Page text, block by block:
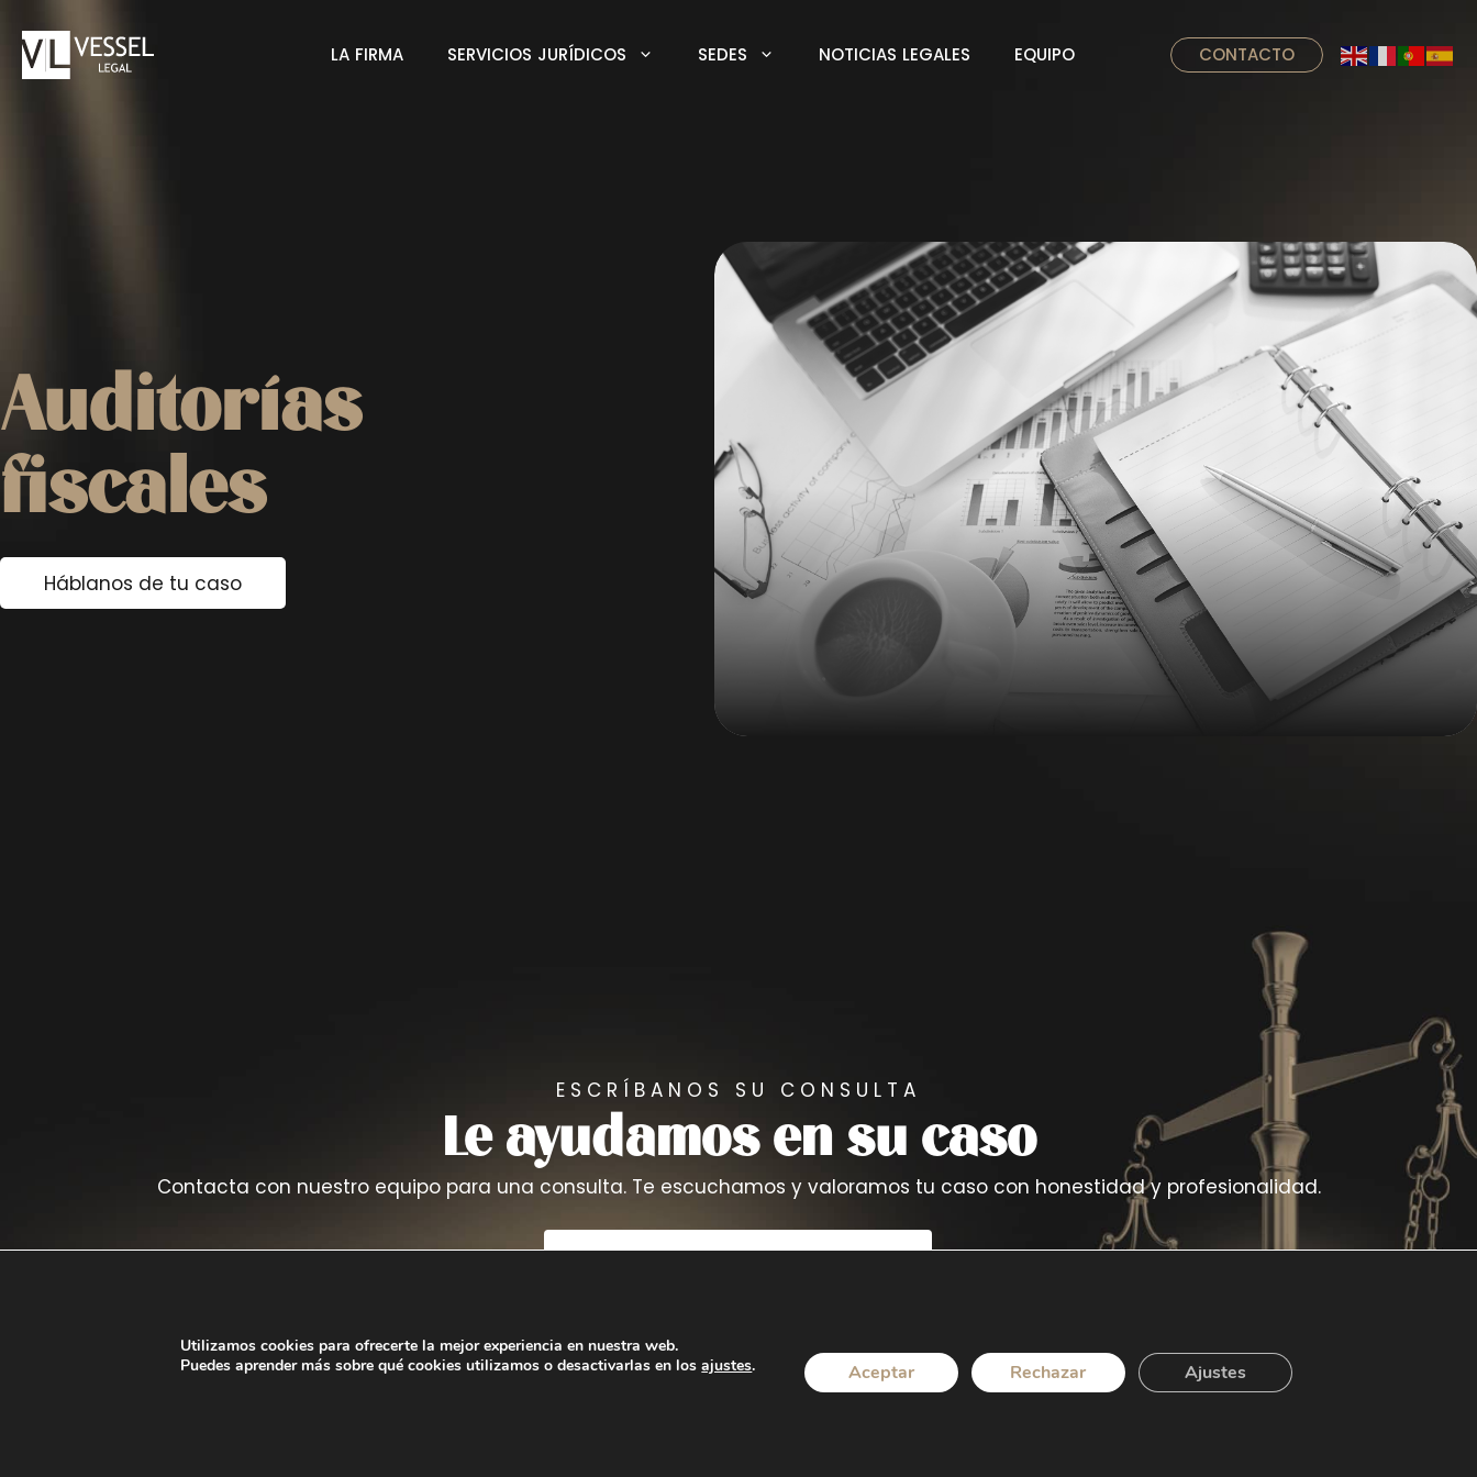
contenido
LA FIRMA SERVICIOS JURÍDICOS SEDES NOTICIAS LEGALES EQUIPO CONTACTO
Auditorías
fiscales
Háblanos de tu caso
ESCRÍBANOS SU CONSULTA
Le ayudamos en su caso
Contacta con nuestro equipo para una consulta. Te escuchamos y valoramos tu caso con honestidad y profesionalidad.
Llámanos
Mándanos un mail
Utilizamos cookies para ofrecerte la mejor experiencia en nuestra web.
Puedes aprender más sobre qué cookies utilizamos o desactivarlas en losajustes. Aceptar Rechazar Ajustes